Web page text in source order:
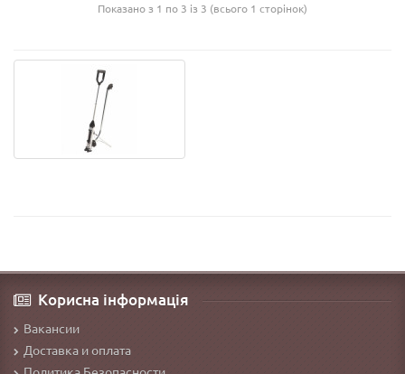
Показано з 1 по 3 із 3 (всього 1 сторінок)
Корисна інформація
Вакансии
Доставка и оплата